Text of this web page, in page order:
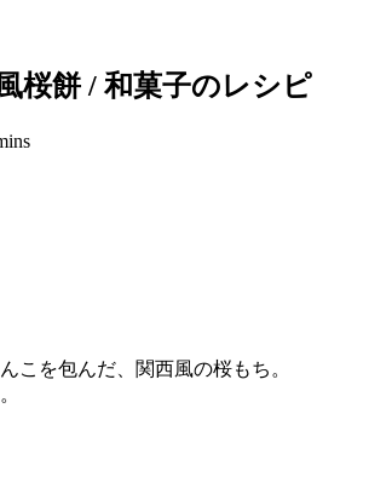
桜餅 / 和菓子のレシピ
こを包んだ、関西風の桜もち。